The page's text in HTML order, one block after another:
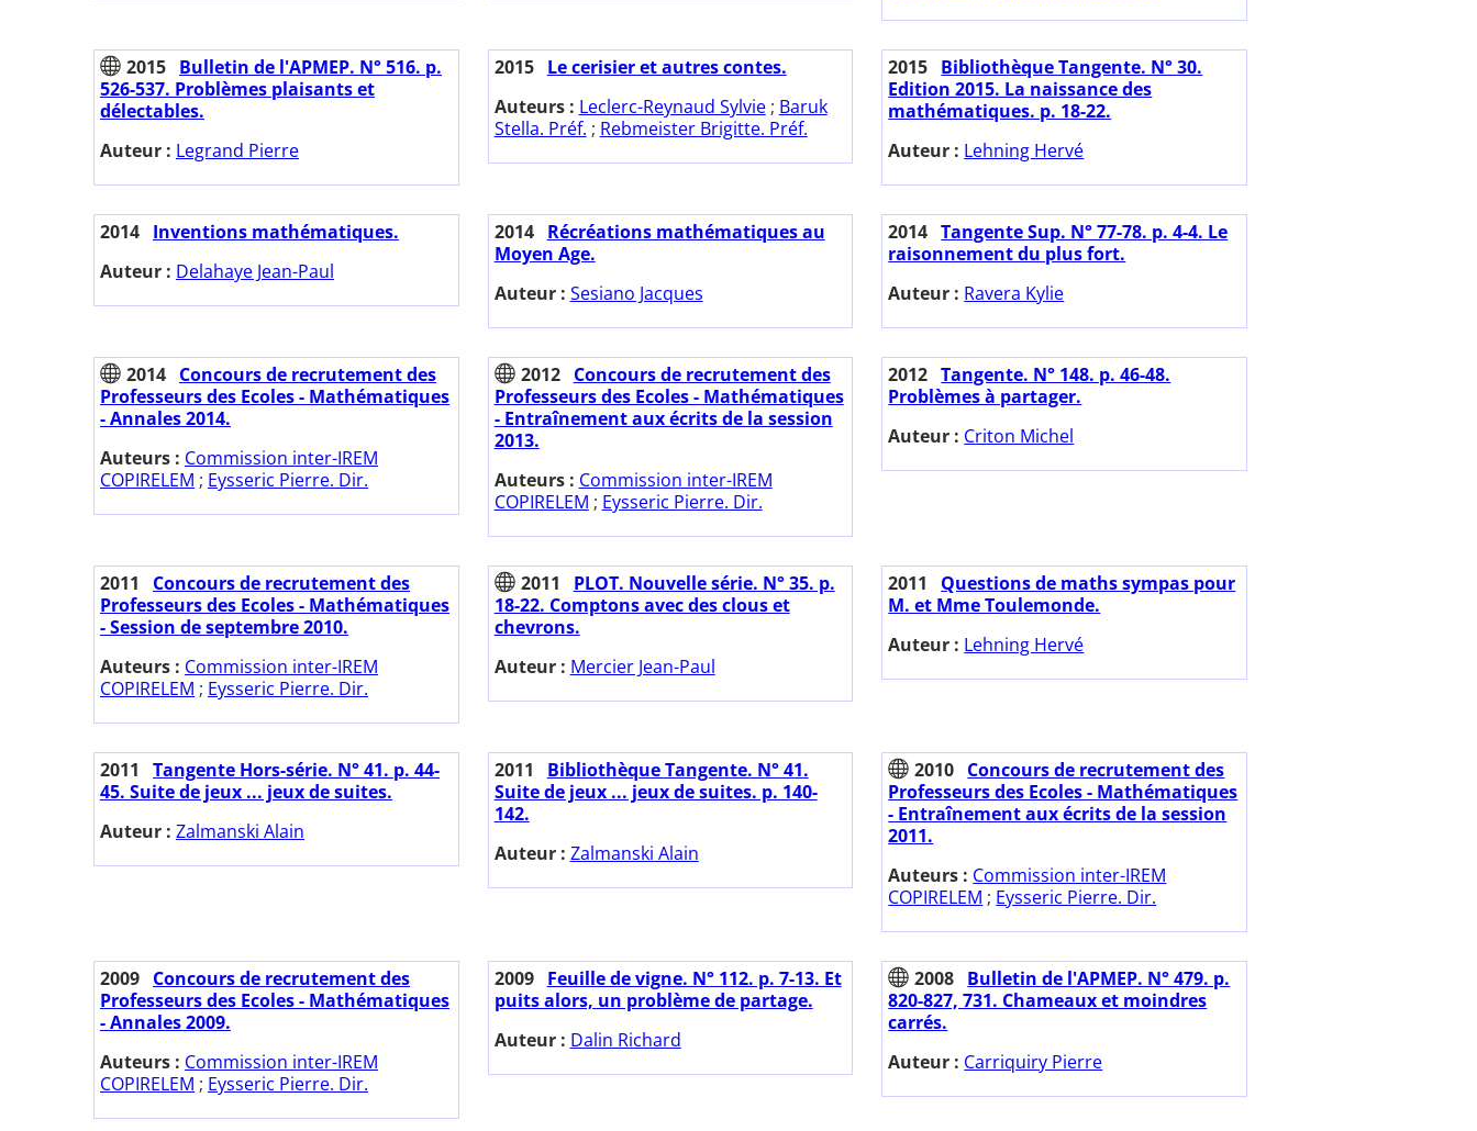
2015 Bulletin de l'APMEP. N° 516. p.
526-537. Problèmes plaisants et
délectables.
Auteur : Legrand Pierre
2015
Le cerisier et autres contes.
Auteurs : Leclerc-Reynaud Sylvie; Baruk
Stella. Préf. ; Rebmeister Brigitte. Préf.
2015 Bibliothèque Tangente. N° 30.
Edition 2015. La naissance des
mathématiques. p. 18-22.
Auteur : Lehning Hervé
2014 Inventions mathématiques.
Auteur : Delahaye Jean-Paul
2014
Récréations mathématiques au
Moyen Age.
Auteur : Sesiano Jacques
2014 Tangente Sup. N° 77-78. p. 4-4. Le
raisonnement du plus fort.
Auteur : Ravera Kylie
2014 Concours de recrutement des
Professeurs des Ecoles - Mathématiques
- Annales 2014.
Auteurs : Commission inter-IREM
COPIRELEM ; Eysseric Pierre. Dir.
2012
Concours de recrutement des
Professeurs des Ecoles - Mathématiques
- Entraînement aux écrits de la session
2013.
Auteurs : Commission inter-IREM
COPIRELEM ; Eysseric Pierre. Dir.
2012 Tangente. N° 148. p. 46-48.
Problèmes à partager.
Auteur : Criton Michel
2011
Concours de recrutement des
Professeurs des Ecoles - Mathématiques
- Session de septembre 2010.
Auteurs : Commission inter-IREM
COPIRELEM ; Eysseric Pierre. Dir.
2011
PLOT. Nouvelle série. N° 35. p.
18-22. Comptons avec des clous et
chevrons.
Auteur : Mercier Jean-Paul
2011
Questions de maths sympas pour
M. et Mme Toulemonde.
Auteur : Lehning Hervé
2011
Tangente Hors-série. N° 41. p. 44-
45. Suite de jeux ... jeux de suites.
Auteur : Zalmanski Alain
2011
Bibliothèque Tangente. N° 41.
Suite de jeux ... jeux de suites. p. 140-
142.
Auteur : Zalmanski Alain
2010 Concours de recrutement des
Professeurs des Ecoles - Mathématiques
- Entraînement aux écrits de la session
2011.
Auteurs : Commission inter-IREM
COPIRELEM ; Eysseric Pierre. Dir.
2009 Concours de recrutement des
Professeurs des Ecoles - Mathématiques
- Annales 2009.
Auteurs : Commission inter-IREM
COPIRELEM ; Eysseric Pierre. Dir.
2009
Feuille de vigne. N° 112. p. 7-13. Et
puits alors, un problème de partage.
Auteur : Dalin Richard
2008 Bulletin de l'APMEP. N° 479. p.
820-827, 731. Chameaux et moindres
carrés.
Auteur : Carriquiry Pierre